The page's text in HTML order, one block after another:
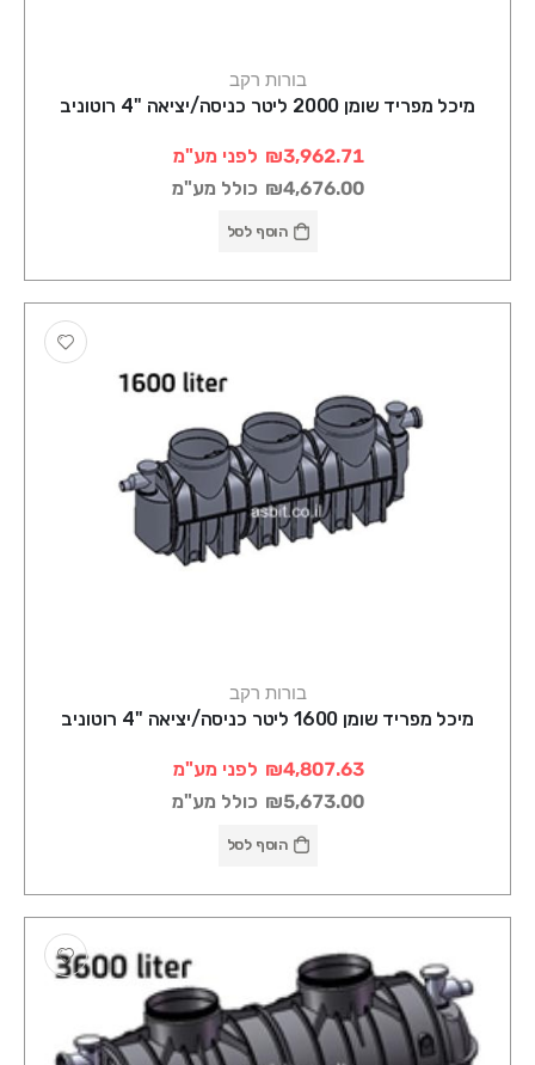
בורות רקב
מיכל מפריד שומן 2000 ליטר כניסה/יציאה "4 רוטוניב
₪3,962.71 לפני מע"מ
₪4,676.00 כולל מע"מ
הוסף לסל
בורות רקב
מיכל מפריד שומן 1600 ליטר כניסה/יציאה "4 רוטוניב
₪4,807.63 לפני מע"מ
₪5,673.00 כולל מע"מ
הוסף לסל